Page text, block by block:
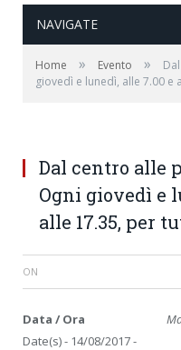
NAVIGATE
Home » Evento »
giovedì e lunedì, alle 7.00
Dal centro alle
Ogni giovedì e
alle 17.35, per
ON
Data / Ora
Date(s) - 14/08/2017 -